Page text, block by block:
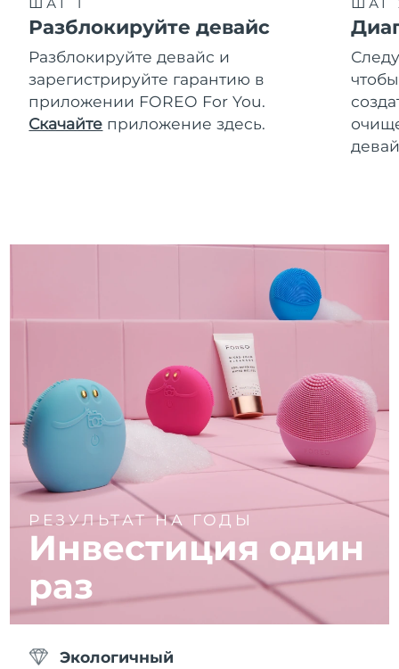
ШАГ 1
Разблокируйте девайс
Разблокируйте девайс и
зарегистрируйте гарантию в
приложении FOREO For You.
Скачайте приложение здесь.
ШАГ
РЕЗУЛЬТАТ НА ГОДЫ
Инвестиция один
раз
Экологичный